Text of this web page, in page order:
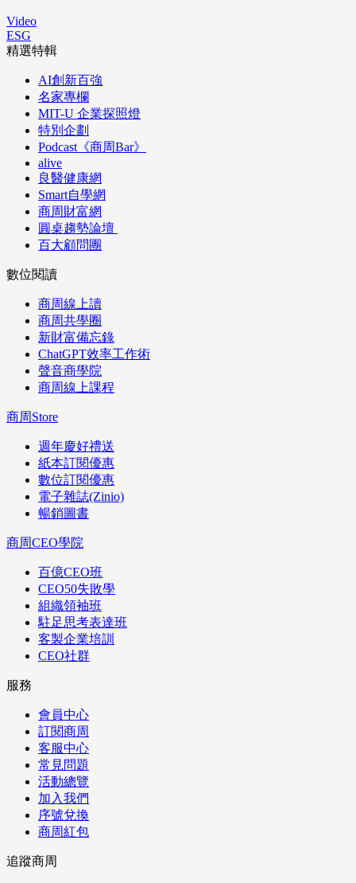
Video
ESG
精選特輯
AI創新百強
名家專欄
MIT-U 企業探照燈
特別企劃
Podcast《商周Bar》
alive
良醫健康網
Smart自學網
商周財富網
圓桌趨勢論壇
百大顧問團
數位閱讀
商周線上讀
商周共學圈
新財富備忘錄
ChatGPT效率工作術
聲音商學院
商周線上課程
商周Store
週年慶好禮送
紙本訂閱優惠
數位訂閱優惠
電子雜誌(Zinio)
暢銷圖書
商周CEO學院
百億CEO班
CEO50失敗學
組織領袖班
駐足思考表達班
客製企業培訓
CEO社群
服務
會員中心
訂閱商周
客服中心
常見問題
活動總覽
加入我們
序號兌換
商周紅包
追蹤商周